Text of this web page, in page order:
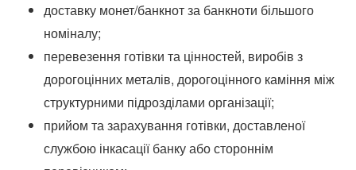
доставку монет/банкнот за банкноти більшого
номіналу;
перевезення готівки та цінностей, виробів з
дорогоцінних металів, дорогоцінного каміння між
структурними підрозділами організації;
прийом та зарахування готівки, доставленої
службою інкасації банку або стороннім